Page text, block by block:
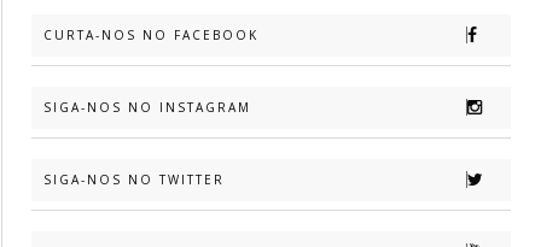
CURTA-NOS NO FACEBOOK
SIGA-NOS NO INSTAGRAM
SIGA-NOS NO TWITTER